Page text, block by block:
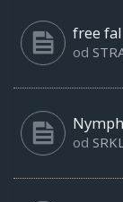
free
od
od